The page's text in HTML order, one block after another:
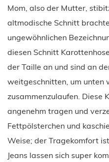
Mom, also der Mutter,
altmodische Schnitt
ungewöhnlichen
diesen Schnitt
der Taille an und sind an
weitgeschnitten, um unten
zusammenzulaufen. Diese
angenehm tragen und
Fettpölsterchen und
Weise; der Tragekomfort
Jeans lassen sich super